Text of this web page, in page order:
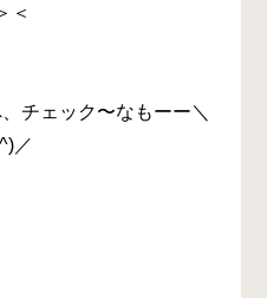
＜
チェック〜なもーー＼
／